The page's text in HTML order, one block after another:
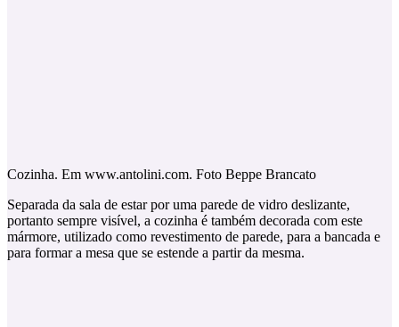
Cozinha. Em www.antolini.com. Foto Beppe Brancato
Separada da sala de estar por uma parede de vidro deslizante,
portanto sempre visível, a cozinha é também decorada com este
mármore, utilizado como revestimento de parede, para a bancada e
para formar a mesa que se estende a partir da mesma.